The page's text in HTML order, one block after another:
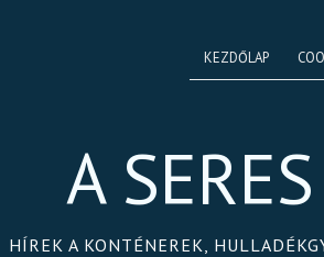
KEZDŐLAP
A
HÍREK A KONTÉNEREK,